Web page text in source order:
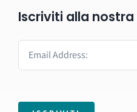
Iscriviti alla